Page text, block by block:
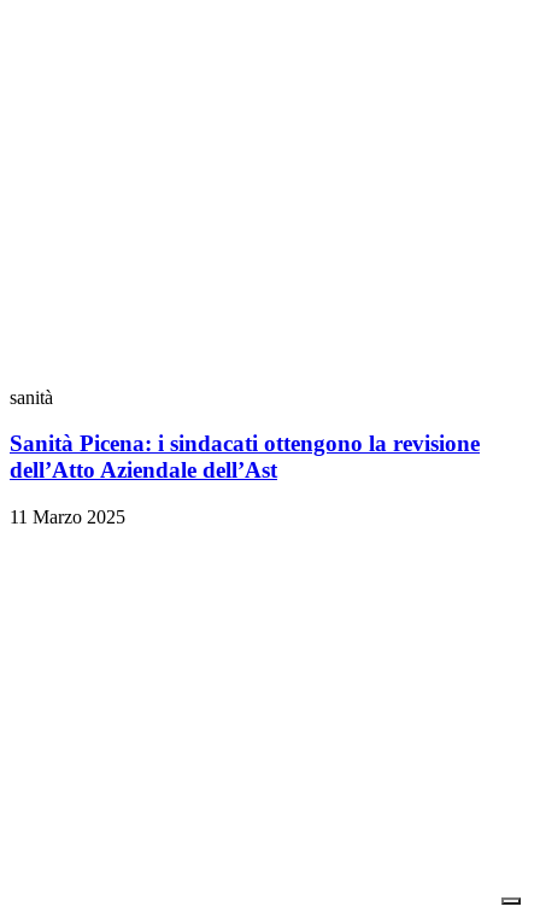
sanità
Sanità Picena: i sindacati ottengono la revisione
dell’Atto Aziendale dell’Ast
11 Marzo 2025